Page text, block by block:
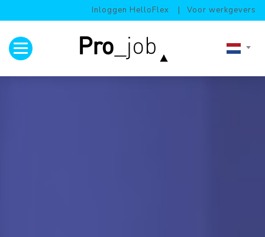
Inloggen HelloFlex Voor werkgevers
Toggle navigation